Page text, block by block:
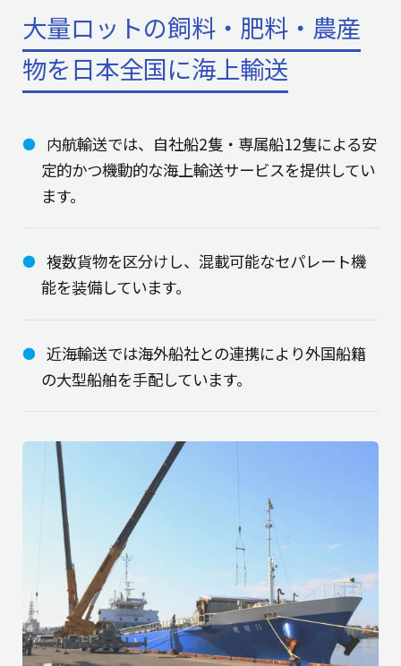
大量ロットの飼料・肥料・農産
物を日本全国に海上輸送
内航輸送では、自社船2隻・専属船12隻による安
定的かつ機動的な海上輸送サービスを提供してい
ます。
複数貨物を区分けし、混載可能なセパレート機
能を装備しています。
近海輸送では海外船社との連携により外国船籍
の大型船舶を手配しています。